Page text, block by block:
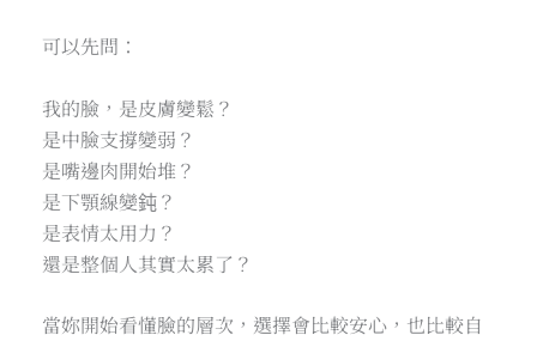
可以先問：
我的臉，是皮膚變鬆？
是中臉支撐變弱？
是嘴邊肉開始堆？
是下顎線變鈍？
是表情太用力？
還是整個人其實太累了？
當妳開始看懂臉的層次，選擇會比較安心，也比較自